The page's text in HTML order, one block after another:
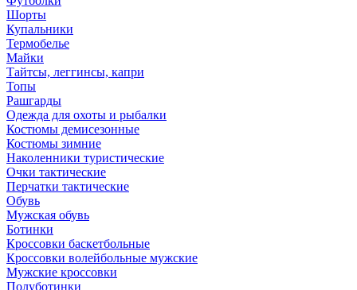
Шорты
Купальники
Термобелье
Майки
Тайтсы, леггинсы, капри
Топы
Рашгарды
Одежда для охоты и рыбалки
Костюмы демисезонные
Костюмы зимние
Наколенники туристические
Очки тактические
Перчатки тактические
Обувь
Мужская обувь
Ботинки
Кроссовки баскетбольные
Кроссовки волейбольные мужские
Мужские кроссовки
Полуботинки